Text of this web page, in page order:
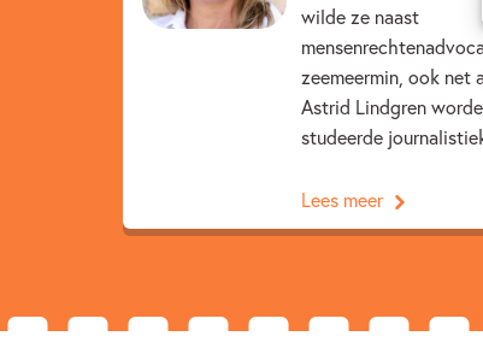
wilde ze naast
zeemeermin, ook net
Astrid Lindgren
studeerde
Lees meer